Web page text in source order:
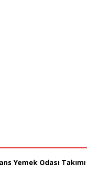
Yemek Odası Takımı